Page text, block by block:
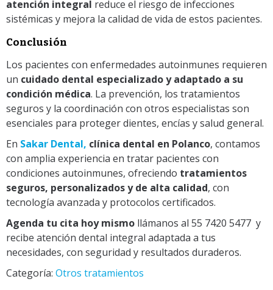
atención integral reduce el riesgo de infecciones
sistémicas y mejora la calidad de vida de estos pacientes.
Conclusión
Los pacientes con enfermedades autoinmunes requieren
un cuidado dental especializado y adaptado a su
condición médica. La prevención, los tratamientos
seguros y la coordinación con otros especialistas son
esenciales para proteger dientes, encías y salud general.
En Sakar Dental, clínica dental en Polanco, contamos
con amplia experiencia en tratar pacientes con
condiciones autoinmunes, ofreciendo tratamientos
seguros, personalizados y de alta calidad, con
tecnología avanzada y protocolos certificados.
Agenda tu cita hoy mismo llámanos al 55 7420 5477 y
recibe atención dental integral adaptada a tus
necesidades, con seguridad y resultados duraderos.
Categoría: Otros tratamientos